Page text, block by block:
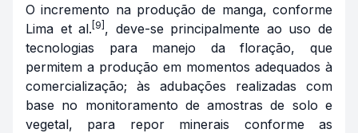
O incremento na produção de manga, conforme
Lima et al.[9] , deve-se principalmente ao uso de
tecnologias para manejo da floração, que
permitem a produção em momentos adequados à
comercialização; às adubações realizadas com
base no monitoramento de amostras de solo e
vegetal, para repor minerais conforme as